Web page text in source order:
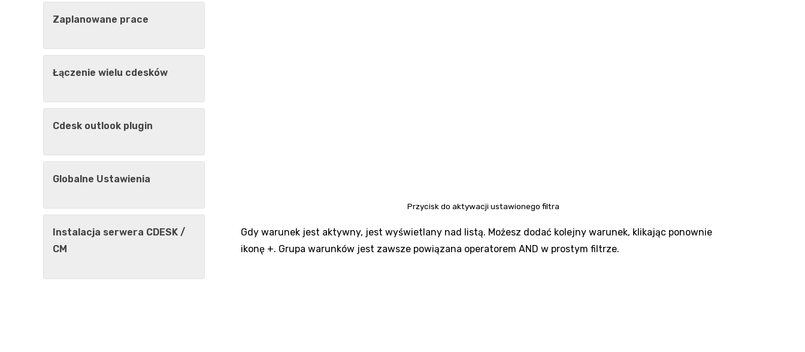
Przycisk do aktywacji ustawionego filtra
Gdy warunek jest aktywny, jest wyświetlany nad listą. Możesz dodać kolejny warunek, klikając ponownie
ikonę +. Grupa warunków jest zawsze powiązana operatorem AND w prostym filtrze.
Zaplanowane prace
Łączenie wielu cdesków
Cdesk outlook plugin
Globalne Ustawienia
Instalacja serwera CDESK /
CM